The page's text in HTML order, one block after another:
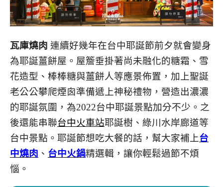
瓦庫燒肉 連續好幾年在台中耶誕節前夕就會變身
為耶誕薑餅屋。屋簷垂掛著尚未融化的糖霜、雪
花造型、棒棒糖與薑餅人等應景佈置，加上聖誕
老公公攀爬煙囪準備遞上神秘禮物，營造出濃濃
的耶誕氛圍，為2022台中耶誕景點加分不少。之
後還能串聯台中火車站耶誕樹、綠川水岸廊道等
台中景點。耶誕節想吃大餐的話，幫大家補上台
中燒肉 、 台中火鍋精選輯，讓你輕鬆過節不煩
惱。